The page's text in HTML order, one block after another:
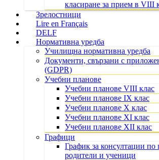
класиране за прием в VIII
Зрелостници
Lire en Français
DELF
Нормативна уредба
Училищна нормативна уредба
Документи, свързани с
(GDPR)
Учебни планове
Учебни планове VIII клас
Учебни планове IX клас
Учебни планове X клас
Учебни планове XI клас
Учебни планове XII клас
Графици
График за консултации по
родители и ученици